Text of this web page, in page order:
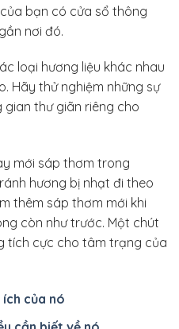
bạn có cửa sổ thông
nơi đó.
loại hương liệu khác nhau
Hãy thử nghiệm những sự
thư giãn riêng cho
mới sáp thơm trong
hương bị nhạt đi theo
thêm sáp thơm mới khi
còn như trước. Một chút
tích cực cho tâm trạng của
của nó